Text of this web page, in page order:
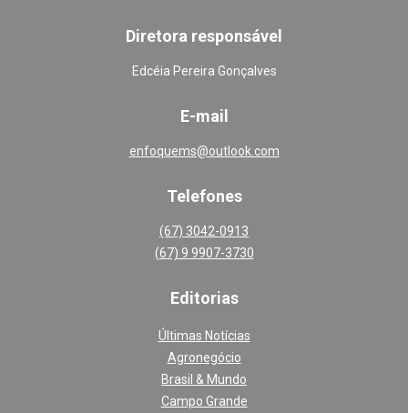
Diretora responsável
Edcéia Pereira Gonçalves
E-mail
enfoquems@outlook.com
Telefones
(67) 3042-0913
(67) 9 9907-3730
Editorias
Últimas Notícias
Agronegócio
Brasil & Mundo
Campo Grande